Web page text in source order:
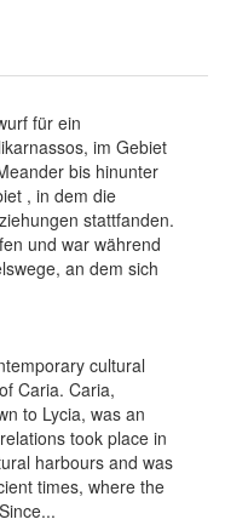
für ein
im Gebiet
bis hinunter
, in dem die
stattfanden.
und war während
an dem sich
cultural
Caria. Caria,
to Lycia, was an
took place in
harbours and was
times, where the